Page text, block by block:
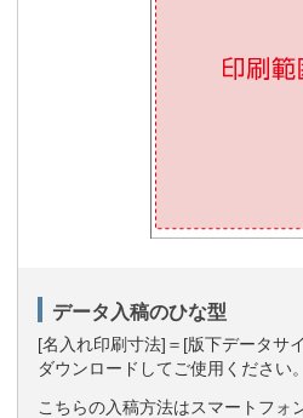
データ入稿のひな型
[名入れ印刷寸法]＝[版下データサ
ダウンロードしてご使用ください。
こちらの入稿方法はスマートフォ